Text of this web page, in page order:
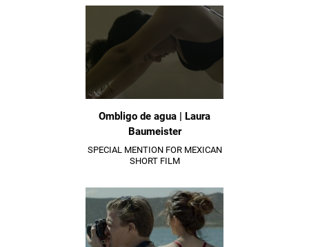
Ombligo de agua | Laura
Baumeister
SPECIAL MENTION FOR MEXICAN
SHORT FILM